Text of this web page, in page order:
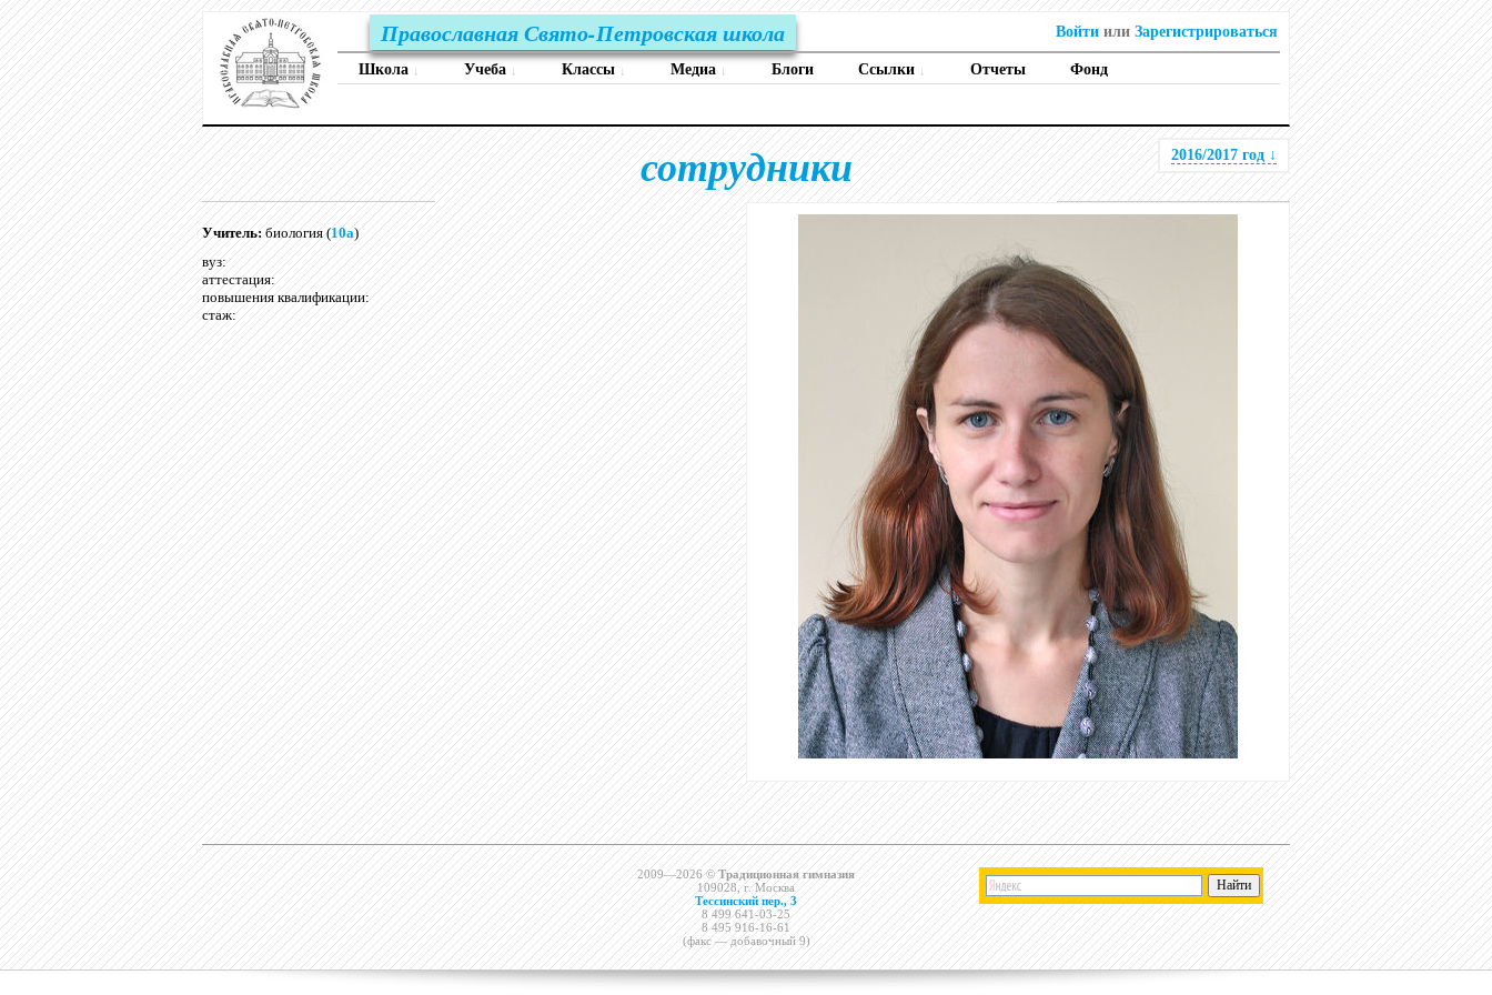
Православная Свято-Петровская школа
Школа ↓ Учеба ↓ Классы ↓ Медиа ↓ Блоги Ссылки ↓ Отчеты Фонд
Войти или Зарегистрироваться
2016/2017 год ↓
сотрудники
Учитель:биология (10а)
вуз:
аттестация:
повышения квалификации:
стаж:
2009—2026 ©Традиционная гимназия
109028, г. Москва
Тессинский пер., 3
8 499 641-03-25
8 495 916-16-61
(факс — добавочный 9)